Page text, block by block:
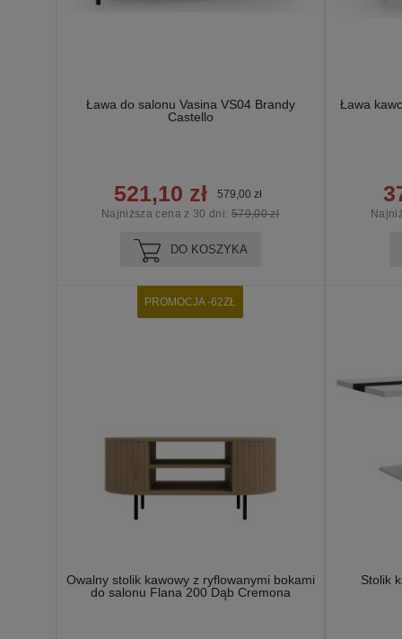
Ława do salonu Vasina VS04 Brandy
Castello
521,10 zł
579,00 zł
Najniższa cena z 30 dni: 579,00 zł
DO KOSZYKA
Ława
Owalny stolik kawowy z ryflowanymi bokami
do salonu Flana 200 Dąb Cremona
PROMOCJA -62ZŁ
Stolik